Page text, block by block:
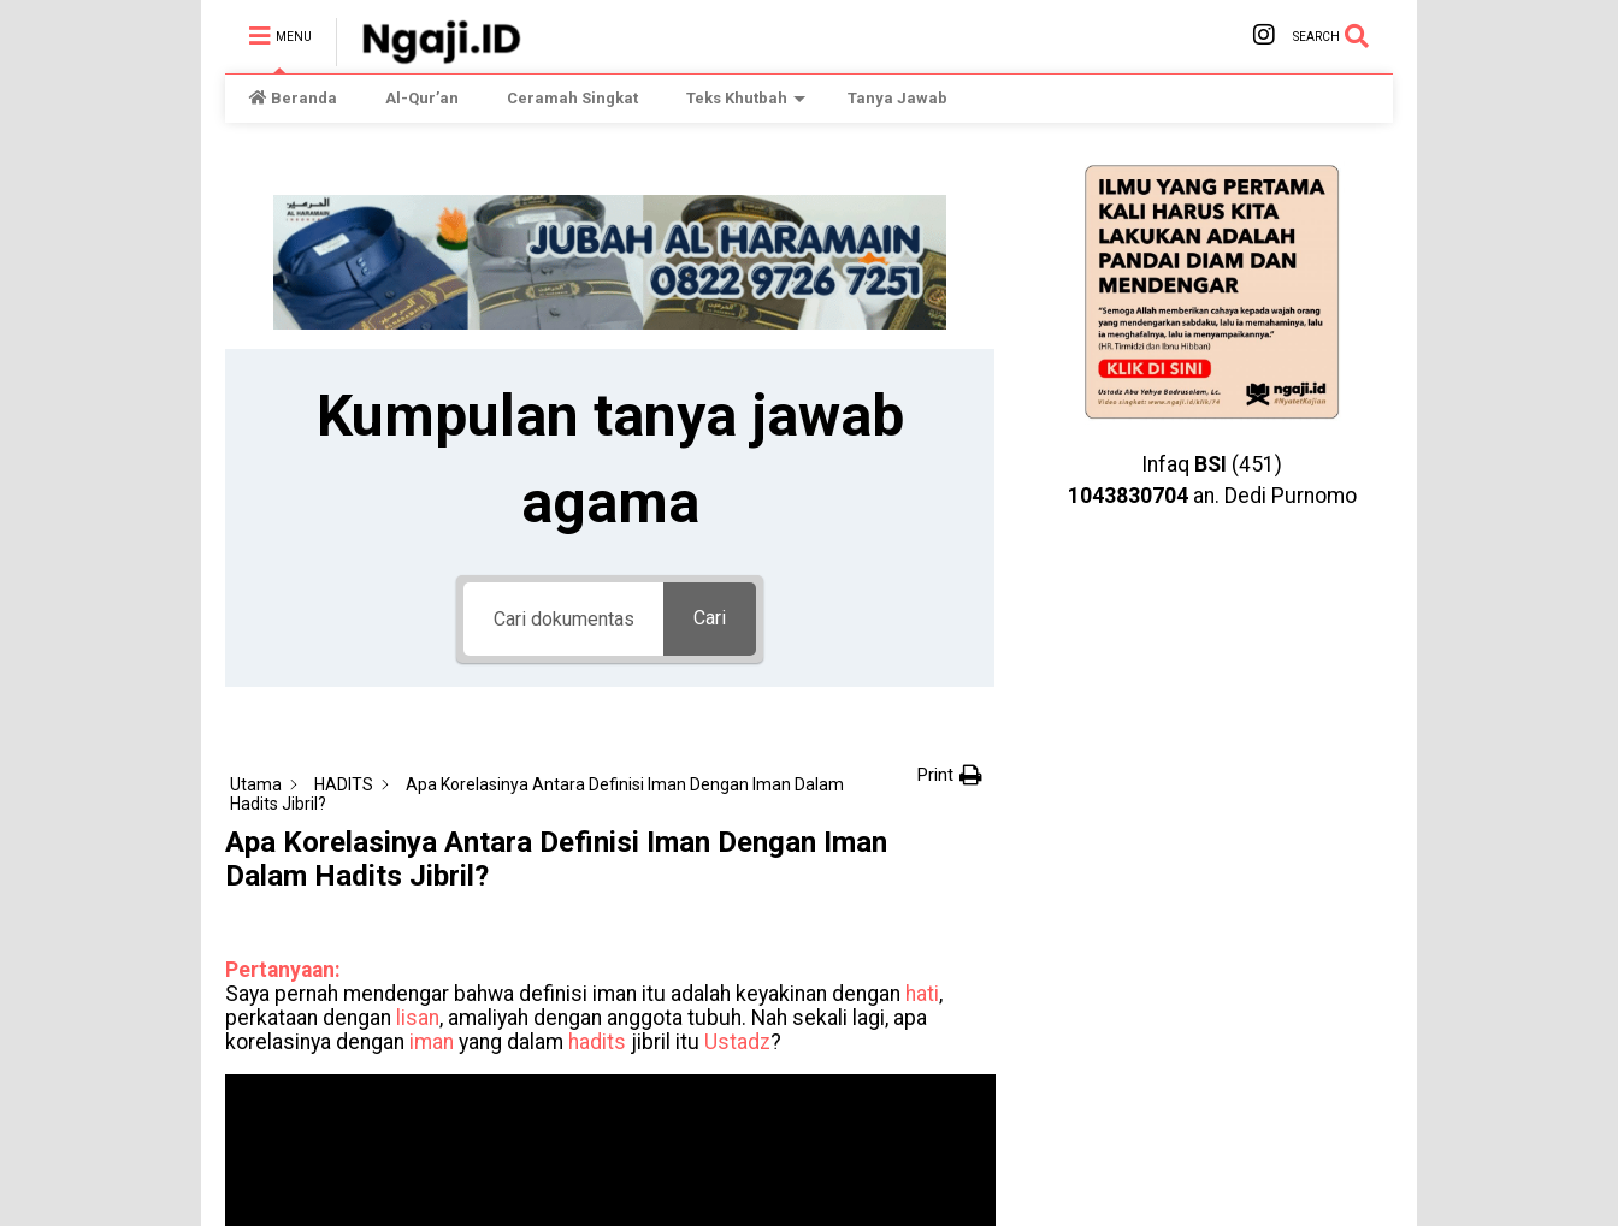
MENU SEARCH
Beranda Al-Qur’an Ceramah Singkat Teks Khutbah Tanya Jawab
Kumpulan tanya jawab
agama
Cari
Utama HADITS
Apa Korelasinya Antara Definisi Iman Dengan Iman Dalam
Hadits Jibril?
Print
Apa Korelasinya Antara Definisi Iman Dengan Iman
Dalam Hadits Jibril?
Pertanyaan:
Saya pernah mendengar bahwa definisi iman itu adalah keyakinan dengan hati,
perkataan dengan lisan, amaliyah dengan anggota tubuh. Nah sekali lagi, apa
korelasinya dengan iman yang dalam hadits jibril itu Ustadz?
Infaq BSI (451)
1043830704an. Dedi Purnomo